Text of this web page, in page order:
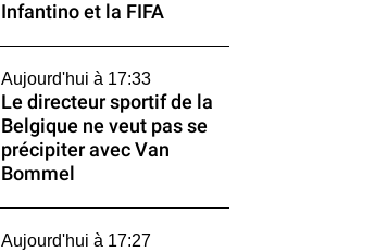
Infantino et la FIFA
Aujourd'hui à 17:33
Le directeur sportif de la
Belgique ne veut pas se
précipiter avec Van
Bommel
Aujourd'hui à 17:27